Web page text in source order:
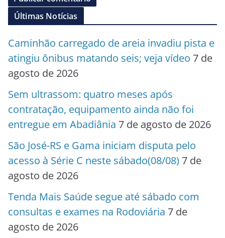
Últimas Notícias
Caminhão carregado de areia invadiu pista e
atingiu ônibus matando seis; veja vídeo 7 de
agosto de 2026
Sem ultrassom: quatro meses após
contratação, equipamento ainda não foi
entregue em Abadiânia 7 de agosto de 2026
São José-RS e Gama iniciam disputa pelo
acesso à Série C neste sábado(08/08) 7 de
agosto de 2026
Tenda Mais Saúde segue até sábado com
consultas e exames na Rodoviária 7 de
agosto de 2026